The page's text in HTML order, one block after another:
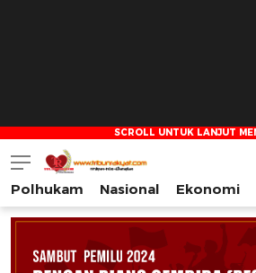
Tribun Rakyat
Tulus – Terdepan – Diharapkan
Polhukam Nasional Ekonomi